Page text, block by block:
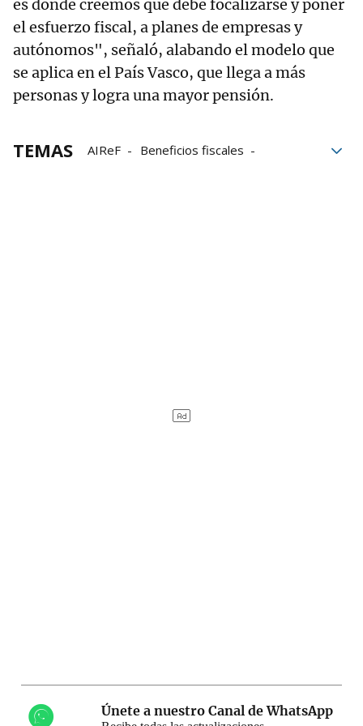
es donde creemos que debe focalizarse y poner
el esfuerzo fiscal, a planes de empresas y
autónomos", señaló, alabando el modelo que
se aplica en el País Vasco, que llega a más
personas y logra una mayor pensión.
TEMAS AIReF
Beneficios fiscales
Únete a nuestro Canal de WhatsApp